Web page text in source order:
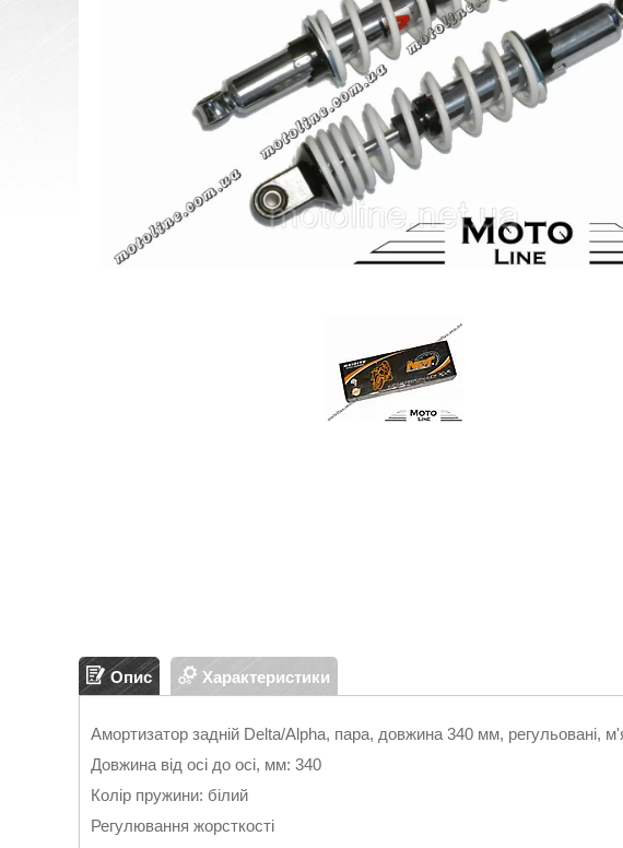
Опис Характеристики
Амортизатор задній Delta/Alpha, пара, довжина 340 мм, регульовані,
Довжина від осі до осі, мм: 340
Колір пружини: білий
Регулювання жорсткості